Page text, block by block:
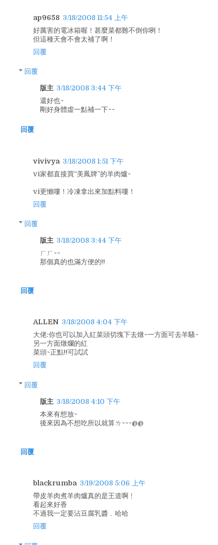
ap9658 3/18/2008 11:54 上午
好厲害的電冰箱喔！甚麼菜都難不倒你咧！
但這種天會不會太補了啊！
回覆
回覆
版主 3/18/2008 3:44 下午
還好也~
剛好身體虛一點補一下~~
回覆
vivivya 3/18/2008 1:51 下午
vi家都直接買“美鳳牌”的羊肉爐~
vi更懶嘍！冷凍拿出來加點料嘍！
回覆
回覆
版主 3/18/2008 3:44 下午
ㄏㄏ~~
那個真的也滿方便的!!
回覆
ALLEN 3/18/2008 4:04 下午
大佬:你也可以加入紅菜頭切塊下去燉~一方面可去羊騷~
另一方面燉爛的紅
菜頭~正點!!可試試
回覆
回覆
版主 3/18/2008 4:10 下午
本來有想放~
後來因為不想吃所以就算ㄌ~~~@@
回覆
blackrumba 3/19/2008 5:06 上午
帶皮羊肉煮羊肉爐真的是王道啊﹗
看起來好香
不過我一定要沾豆腐乳醬﹐哈哈
回覆